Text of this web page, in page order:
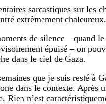
sarcastiques sur les
extrêmement chaleureux.
de silence – quand
épuisé – on
dans le ciel de Gaza.
que je suis resté à
dans le contexte. Après
Rien n’est